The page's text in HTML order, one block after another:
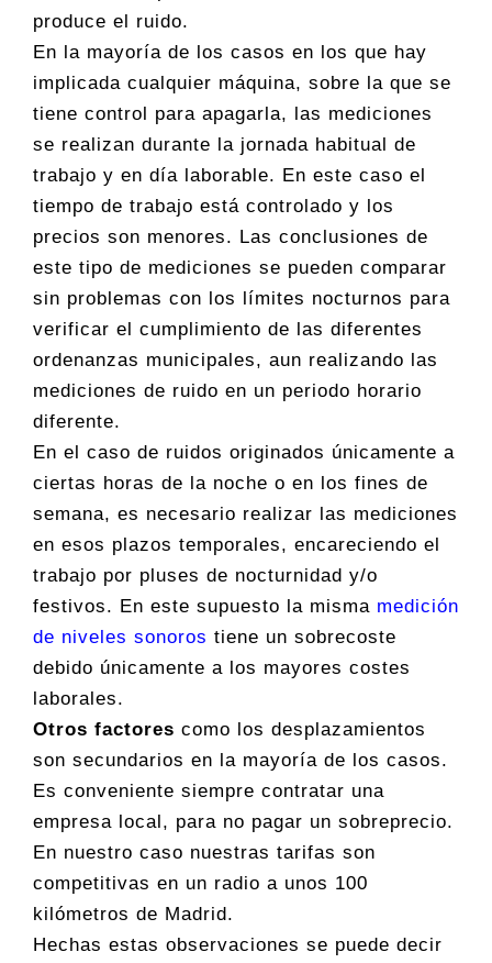
produce el ruido.
En la mayoría de los casos en los que hay
implicada cualquier máquina, sobre la que se
tiene control para apagarla, las mediciones
se realizan durante la jornada habitual de
trabajo y en día laborable. En este caso el
tiempo de trabajo está controlado y los
precios son menores. Las conclusiones de
este tipo de mediciones se pueden comparar
sin problemas con los límites nocturnos para
verificar el cumplimiento de las diferentes
ordenanzas municipales, aun realizando las
mediciones de ruido en un periodo horario
diferente.
En el caso de ruidos originados únicamente a
ciertas horas de la noche o en los fines de
semana, es necesario realizar las mediciones
en esos plazos temporales, encareciendo el
trabajo por pluses de nocturnidad y/o
festivos. En este supuesto la misma medición
de niveles sonoros tiene un sobrecoste
debido únicamente a los mayores costes
laborales.
Otros factores como los desplazamientos
son secundarios en la mayoría de los casos.
Es conveniente siempre contratar una
empresa local, para no pagar un sobreprecio.
En nuestro caso nuestras tarifas son
competitivas en un radio a unos 100
kilómetros de Madrid.
Hechas estas observaciones se puede decir